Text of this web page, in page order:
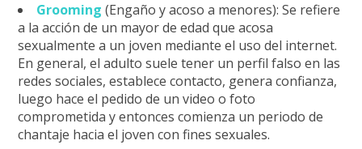
Grooming(Engaño y acoso a menores): Se refiere
a la acción de un mayor de edad que acosa
sexualmente a un joven mediante el uso del internet.
En general, el adulto suele tener un perfil falso en las
redes sociales, establece contacto, genera confianza,
luego hace el pedido de un video o foto
comprometida y entonces comienza un periodo de
chantaje hacia el joven con fines sexuales.